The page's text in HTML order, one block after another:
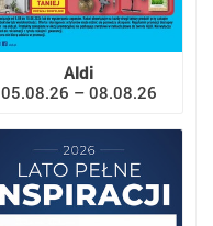
Aldi
05.08.26 – 08.08.26